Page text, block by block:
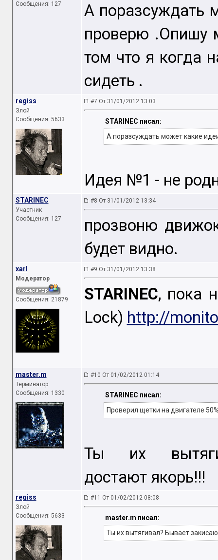
Сообщения: 127
А поразсуждать
проверю .Опишу
том что я когда
сидеть .
regiss
Злой
Сообщения: 5633
#7 От 31/01/2012 13:03
STARINEC писал:
А поразсуждать может какие
Идея №1 - не
STARINEC
Участник
Сообщения: 127
#8 От 31/01/2012 13:34
прозвоню
будет видно.
xarl
Модератор
Сообщения: 21879
#9 От 31/01/2012 13:38
STARINEC, пока
Lock) http://
master.m
Терминатор
Сообщения: 1330
#10 От 01/02/2012 01:14
STARINEC писал:
Проверил щетки на двигателе
Ты их
достают якорь!!!
regiss
Злой
Сообщения: 5633
#11 От 01/02/2012 08:08
master.m писал:
Ты их вытягивал? Бывает